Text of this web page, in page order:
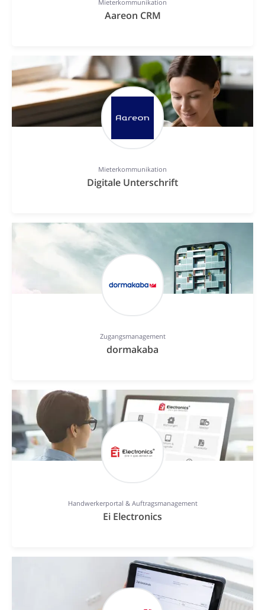
Mieterkommunikation
Aareon CRM
Mieterkommunikation
Digitale Unterschrift
Zugangsmanagement
dormakaba
Handwerkerportal & Auftragsmanagement
Ei Electronics